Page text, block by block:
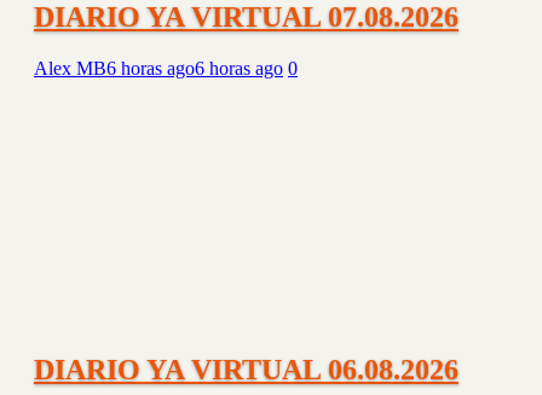
DIARIO YA VIRTUAL 07.08.2026
Alex MB6 horas ago6 horas ago 0
DIARIO YA VIRTUAL 06.08.2026